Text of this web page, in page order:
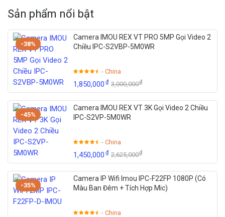
Sản phẩm nổi bật
-38%
Camera IMOU REX VT PRO 5MP Gọi Video 2
Chiều IPC-S2VBP-5M0WR
- China
1,850,000₫ 3,000,000₫
-45%
Camera IMOU REX VT 3K Gọi Video 2 Chiều
IPC-S2VP-5M0WR
- China
1,450,000₫ 2,625,000₫
-35%
Camera IP Wifi Imou IPC-F22FP 1080P (Có
Màu Ban Đêm + Tích Hợp Mic)
- China